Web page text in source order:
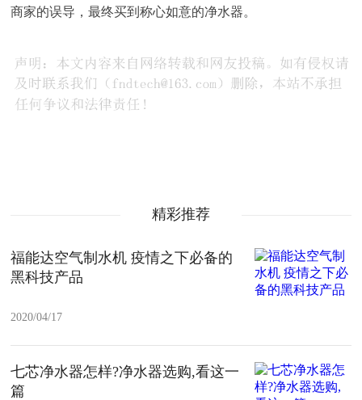
商家的误导，最终买到称心如意的净水器。
精彩推荐
福能达空气制水机 疫情之下必备的
黑科技产品
2020/04/17
七芯净水器怎样?净水器选购,看这一
篇